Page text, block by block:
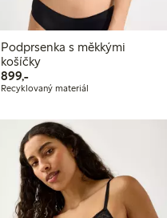
Podprsenka s měkkými
košíčky
899,-899,00 Kč
Recyklovaný materiál